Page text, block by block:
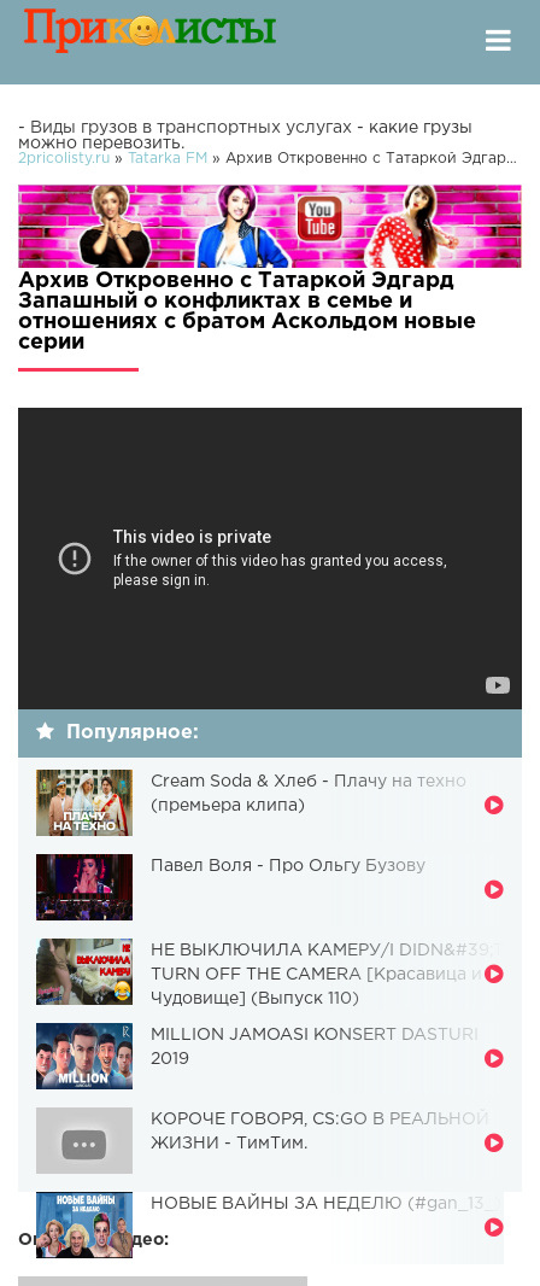
- Виды грузов в транспортных услугах - какие грузы
можно перевозить.
2pricolisty.ru » Tatarka FM » Архив Откровенно с Татаркой Эдгард Запашный о конфликтах в семье и отношениях с братом Аскольдом
Архив Откровенно с Татаркой Эдгард
Запашный о конфликтах в семье и
отношениях с братом Аскольдом новые
серии
Популярное:
Cream Soda & Хлеб - Плачу на техно
(премьера клипа)
Павел Воля - Про Ольгу Бузову
НЕ ВЫКЛЮЧИЛА КАМЕРУ/I DIDN&#39;T
TURN OFF THE CAMERA [Красавица и
Чудовище] (Выпуск 110)
MILLION JAMOASI KONSERT DASTURI
2019
КОРОЧЕ ГОВОРЯ, CS:GO В РЕАЛЬНОЙ
ЖИЗНИ - ТимТим.
НОВЫЕ ВАЙНЫ ЗА НЕДЕЛЮ (#gan_13_)
Описание видео: